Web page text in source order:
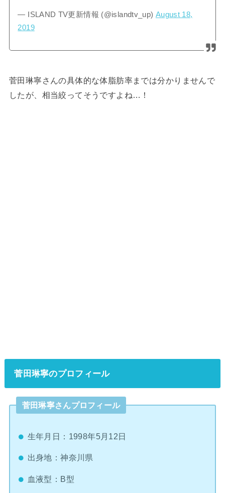
— ISLAND TV更新情報 (@islandtv_up) August 18,
2019
菅田琳寧さんの具体的な体脂肪率までは分かりませんで
したが、相当絞ってそうですよね…！
菅田琳寧のプロフィール
菅田琳寧さんプロフィール
生年月日：1998年5月12日
出身地：神奈川県
血液型：B型